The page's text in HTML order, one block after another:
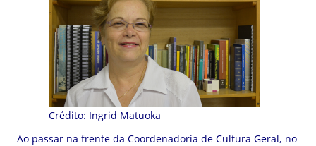
Crédito: Ingrid Matuoka
Ao passar na frente da Coordenadoria de Cultura Geral, no